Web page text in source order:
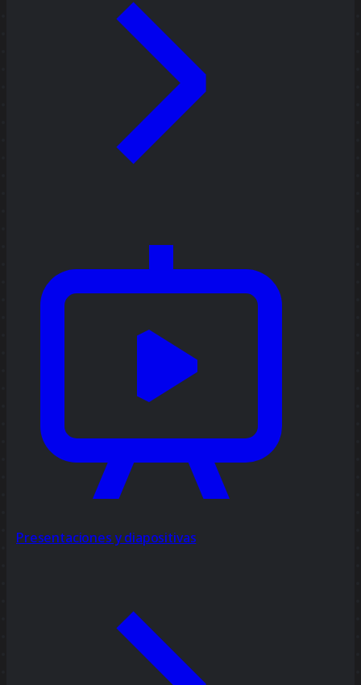
Presentaciones y diapositivas